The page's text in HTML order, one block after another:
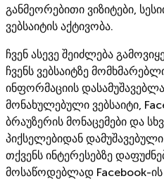
განმეორებითი ვიზიტები,
ვებსაიტის აქტივობა.
ჩვენ ასევე შეიძლება
ჩვენს ვებსაიტზე
ინფორმაციის
მონახულებული ვებსაიტი,
ბრაუზერის მონაცემები და
პიქსელებიდან
თქვენს ინტერესებზე
მოსაწოდებლად Facebook-ის